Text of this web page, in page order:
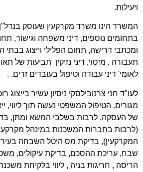
ויעילות.
המשרד הינו משרד מקרקעין שעוסק
בתחומים נוספים, דיני משפחה וגישור,
ומכתבי דרישה, תחום הפלילי וייצוג בבתי
תעבורה , מיסוי, דיני נזיקין תביעות של
לאומי' דיני עבודה וטיפול בעובדים זרים. .
לעו"ד חני צרנובילסקי ניסיון עשיר בייצוג
מגורים. הטיפול המשפטי נעשה תוך ליווי,
של העסקה, לרבות בשלבי המשא ומתן,
(לרבות בחברות המשכנות במינהל
המקרקעין), בדיקת מס היטל השבחה
שבח, עריכת ההסכם, בדיקת עיקולים,
הריסה , חריגות בניה , ליווי בלקיחת